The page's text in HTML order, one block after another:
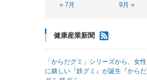
« 7月
9月 »
健康産業新聞
「からだグミ」シリーズから、女性
に嬉しい『鉄グミ』が誕生『からだ